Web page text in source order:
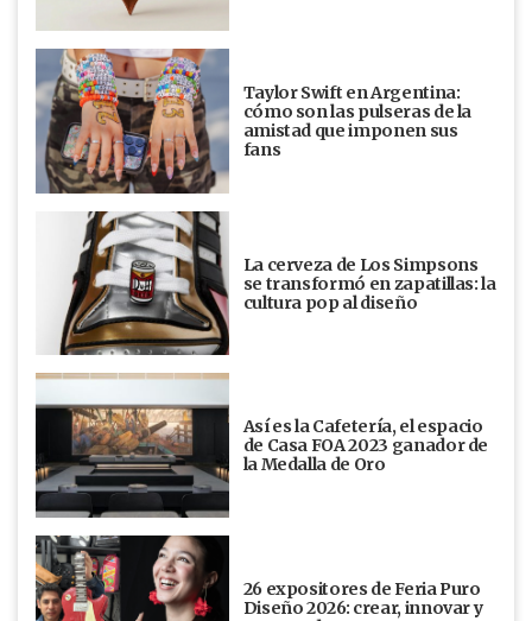
Taylor Swift en Argentina:
cómo son las pulseras de la
amistad que imponen sus
fans
La cerveza de Los Simpsons
se transformó en zapatillas: la
cultura pop al diseño
Así es la Cafetería, el espacio
de Casa FOA 2023 ganador de
la Medalla de Oro
26 expositores de Feria Puro
Diseño 2026: crear, innovar y